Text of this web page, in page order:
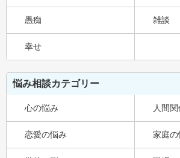
愚痴 雑談
幸せ
悩み相談カテゴリー
心の悩み 人間
恋愛の悩み 家庭の